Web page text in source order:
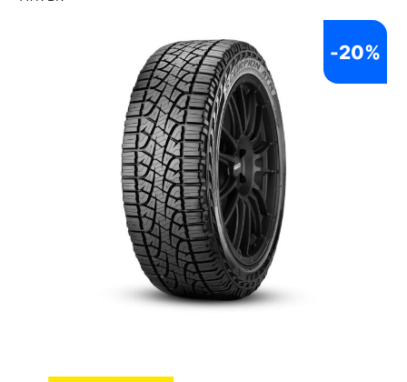
-20%